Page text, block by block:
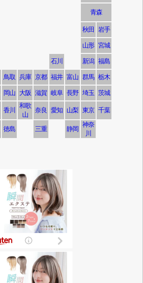
青森
秋田 岩手
山形 宮城
石川 新潟 福島
鳥取 兵庫 京都 福井 富山 群馬 栃木
岡山 大阪 滋賀 岐阜 長野 埼玉 茨城
香川
和歌
山
奈良 愛知 山梨 東京 千葉
徳島 三重 静岡
神奈
川